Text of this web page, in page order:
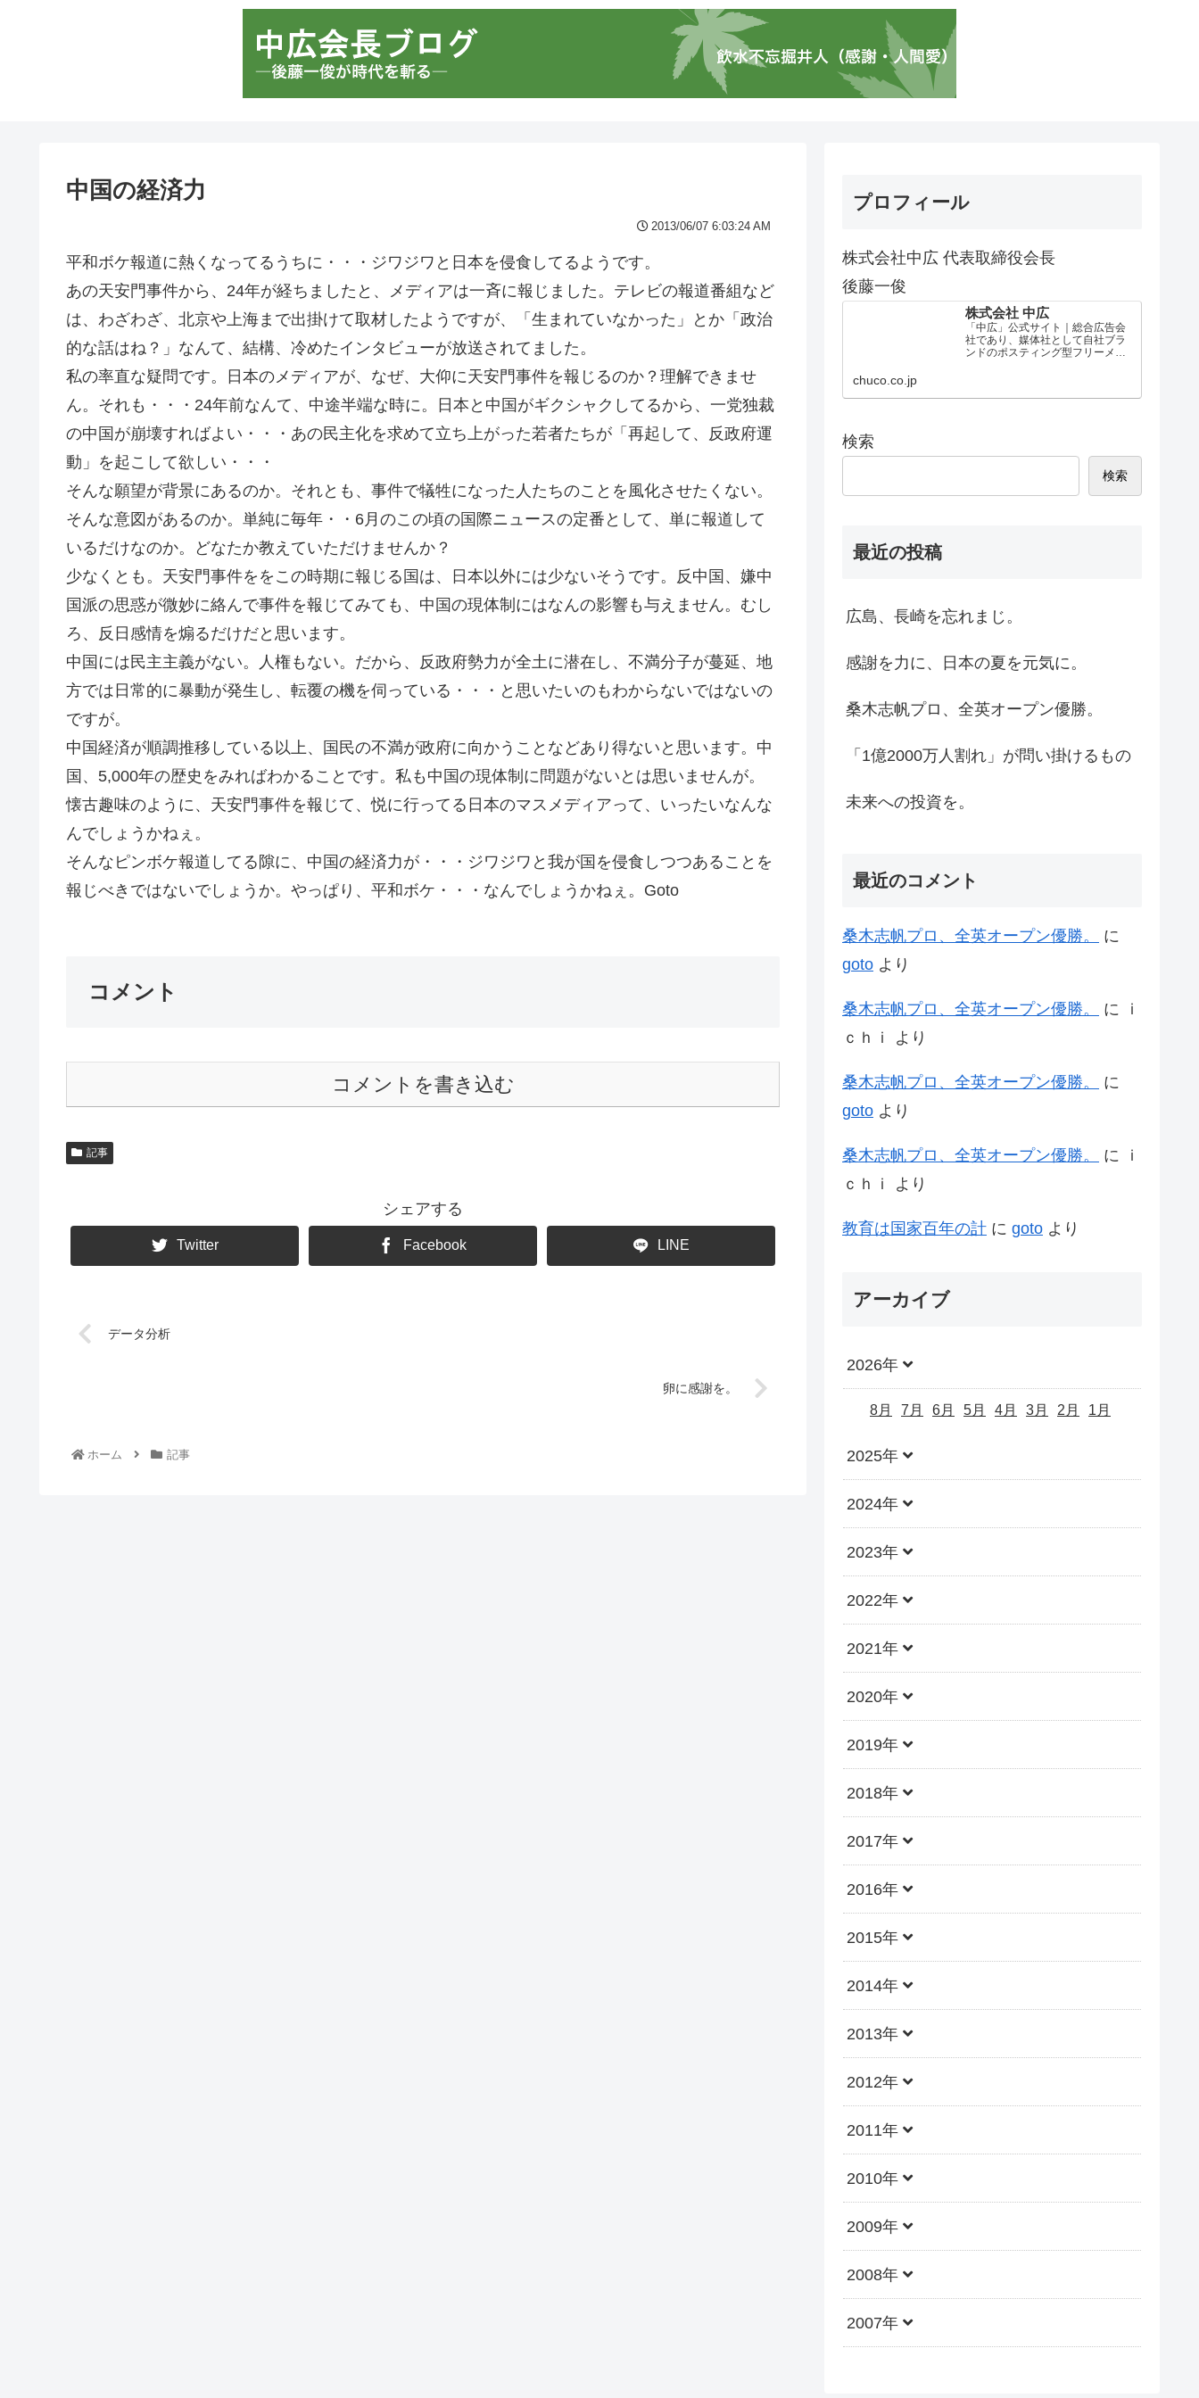
中国の経済力
2013/06/07 6:03:24 AM
平和ボケ報道に熱くなってるうちに・・・ジワジワと日本を侵食してるようです。
あの天安門事件から、24年が経ちましたと、メディアは一斉に報じました。テレビの報道番組など
は、わざわざ、北京や上海まで出掛けて取材したようですが、「生まれていなかった」とか「政治
的な話はね？」なんて、結構、冷めたインタビューが放送されてました。
私の率直な疑問です。日本のメディアが、なぜ、大仰に天安門事件を報じるのか？理解できませ
ん。それも・・・24年前なんて、中途半端な時に。日本と中国がギクシャクしてるから、一党独裁
の中国が崩壊すればよい・・・あの民主化を求めて立ち上がった若者たちが「再起して、反政府運
動」を起こして欲しい・・・
そんな願望が背景にあるのか。それとも、事件で犠牲になった人たちのことを風化させたくない。
そんな意図があるのか。単純に毎年・・6月のこの頃の国際ニュースの定番として、単に報道して
いるだけなのか。どなたか教えていただけませんか？
少なくとも。天安門事件ををこの時期に報じる国は、日本以外には少ないそうです。反中国、嫌中
国派の思惑が微妙に絡んで事件を報じてみても、中国の現体制にはなんの影響も与えません。むし
ろ、反日感情を煽るだけだと思います。
中国には民主主義がない。人権もない。だから、反政府勢力が全土に潜在し、不満分子が蔓延、地
方では日常的に暴動が発生し、転覆の機を伺っている・・・と思いたいのもわからないではないの
ですが。
中国経済が順調推移している以上、国民の不満が政府に向かうことなどあり得ないと思います。中
国、5,000年の歴史をみればわかることです。私も中国の現体制に問題がないとは思いませんが。
懐古趣味のように、天安門事件を報じて、悦に行ってる日本のマスメディアって、いったいなんな
んでしょうかねぇ。
そんなピンボケ報道してる隙に、中国の経済力が・・・ジワジワと我が国を侵食しつつあることを
報じべきではないでしょうか。やっぱり、平和ボケ・・・なんでしょうかねぇ。Goto
コメント
コメントを書き込む
記事
シェアする
Twitter Facebook LINE
データ分析
卵に感謝を。
ホーム 記事
プロフィール
株式会社中広 代表取締役会長
後藤一俊
株式会社 中広
「中広」公式サイト｜総合広告会
社であり、媒体社として自社ブラ
ンドのポスティング型フリーメデ
chuco.co.jp
検索
検索
最近の投稿
広島、長崎を忘れまじ。
感謝を力に、日本の夏を元気に。
桑木志帆プロ、全英オープン優勝。
「1億2000万人割れ」が問い掛けるもの
未来への投資を。
最近のコメント
桑木志帆プロ、全英オープン優勝。
に
goto より
桑木志帆プロ、全英オープン優勝。 に
ｉ
ｃｈｉ
より
桑木志帆プロ、全英オープン優勝。
に
goto より
桑木志帆プロ、全英オープン優勝。 に
ｉ
ｃｈｉ
より
教育は国家百年の計 に goto より
アーカイブ
2026年
8月 7月 6月 5月 4月 3月 2月 1月
2025年
2024年
2023年
2022年
2021年
2020年
2019年
2018年
2017年
2016年
2015年
2014年
2013年
2012年
2011年
2010年
2009年
2008年
2007年